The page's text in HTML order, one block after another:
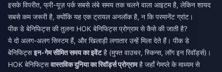
इसके विपरीत, फ्री-यूज़ पर्क सबसे लंबे समय तक चलने वाला आइटम है, लेकिन शायद
सबसे कम जरूरी है, क्योंकि यह एक ट्रायल अनलॉक है, न कि परमानेंट ग्रांट।
पीक डे बेनिफिट्स की तुलना HOK बेनिफिट्स प्रोग्राम से कैसे की जाती है?
ये दो अलग-अलग सिस्टम हैं, और खिलाड़ी लगातार उन्हें मिला देते हैं। पीक डे
बेनिफिट्सइन-गेम सीमित समय का इवेंटहै (मुफ्त वाउचर, स्किन्स, लॉग इन रिवॉर्ड्स)।
HOK बेनिफिट्सवास्तविक दुनिया का रिवॉर्ड्स प्रोग्रामहै जहाँ गेमप्ले के माध्यम से